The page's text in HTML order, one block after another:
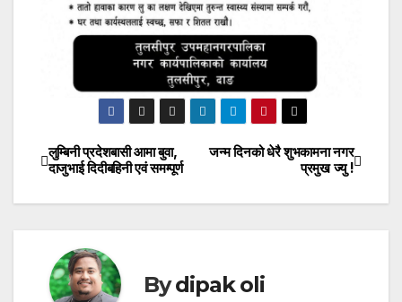
Post
navigation
जन्म दिनको धेरै शुभकामना नगर
प्रमुख ज्यु !
लुम्बिनी प्रदेशबासी आमा बुवा,
दाजुभाई दिदीबहिनी एवं समम्पूर्ण
Bydipak oli